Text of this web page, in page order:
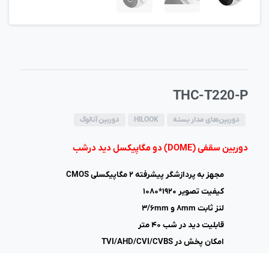
THC-T220-P
دوربین‌های مدار بسته HILOOK دوربین آنالوگ
دوربین سقفی (DOME) دو مگاپیکسل دید درشب
مجهز به پردازشگر پیشرفته ۲ مگاپیکسلی CMOS
کیفیت تصویر ۱۹۲۰*۱۰۸۰
لنز ثابت ۸mm و ۳/۶mm
قابلیت دید در شب ۴۰ متر
امکان پخش در TVI/AHD/CVI/CVBS